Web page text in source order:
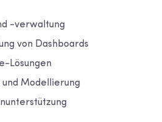
-verwaltung
von Dashboards
Lösungen
und Modellierung